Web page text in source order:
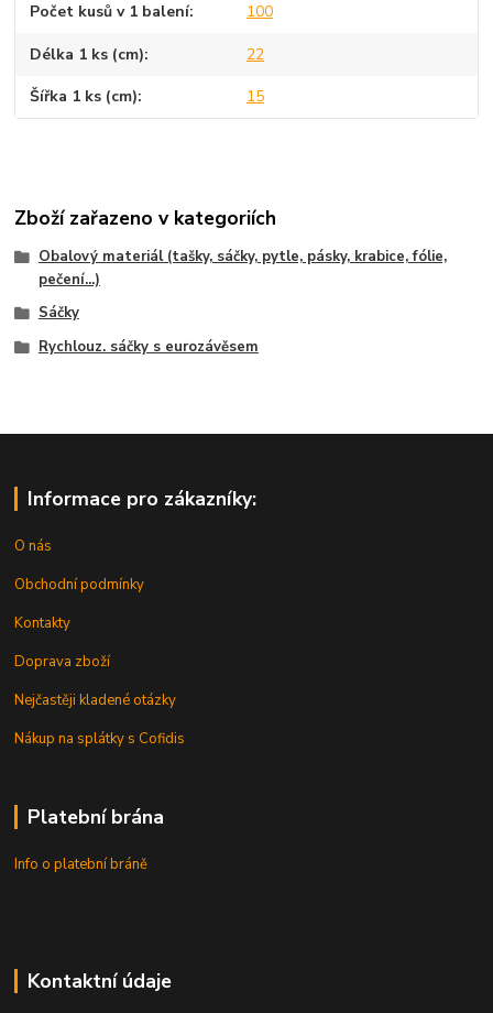
Počet kusů v 1 balení 100
Délka 1 ks (cm) 22
Šířka 1 ks (cm) 15
Zboží zařazeno v kategoriích
Obalový materiál (tašky, sáčky, pytle, pásky, krabice, fólie,
pečení...)
Sáčky
Rychlouz. sáčky s eurozávěsem
Informace pro zákazníky:
O nás
Obchodní podmínky
Kontakty
Doprava zboží
Nejčastěji kladené otázky
Nákup na splátky s Cofidis
Platební brána
Info o platební bráně
Kontaktní údaje